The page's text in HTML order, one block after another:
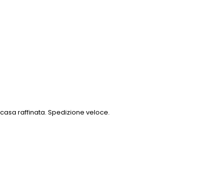
raffinata. Spedizione veloce.